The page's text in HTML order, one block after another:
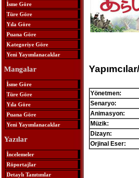
İsme Göre
Türe Göre
Yıla Göre
Puana Göre
Kategoriye Göre
Yeni Yayımlanacaklar
Mangalar
İsme Göre
Türe Göre
Yıla Göre
Puana Göre
Yeni Yayımlanacaklar
Yazılar
İncelemeler
Röportajlar
Detaylı Tanıtımlar
Yönetmen:
Senaryo:
Animasyon:
Müzik:
Dizayn:
Orjinal Eser: